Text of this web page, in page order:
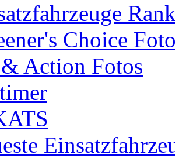
Choice
Action Fotos